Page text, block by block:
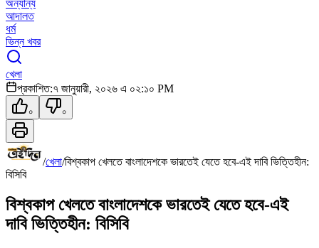
অন্যান্য
আদালত
ধর্ম
ভিন্ন খবর
খেলা
প্রকাশিত:৭ জানুয়ারী, ২০২৬ এ ০২:১০ PM
০ ০
/খেলা/বিশ্বকাপ খেলতে বাংলাদেশকে ভারতেই যেতে হবে-এই দাবি ভিত্তিহীন:
বিসিবি
বিশ্বকাপ খেলতে বাংলাদেশকে ভারতেই যেতে হবে-এই
দাবি ভিত্তিহীন: বিসিবি